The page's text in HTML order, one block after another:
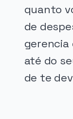
quanto
de
até do
de te